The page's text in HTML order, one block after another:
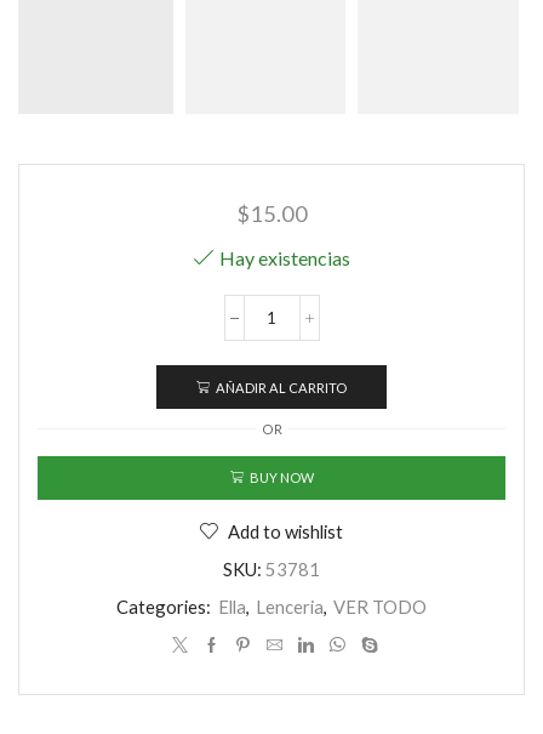
$15.00
Hay existencias
Lenceria
Leopardo
cantidad
AÑADIR AL CARRITO
OR
BUY NOW
Add to wishlist
SKU: 53781
Categories: Ella, Lenceria, VER TODO